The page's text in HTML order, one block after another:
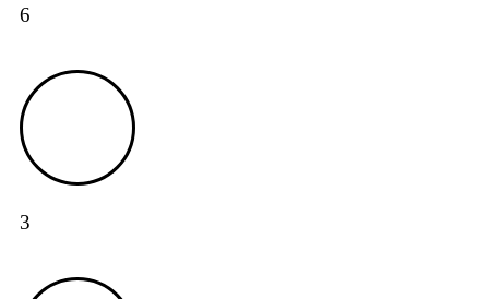
6
3